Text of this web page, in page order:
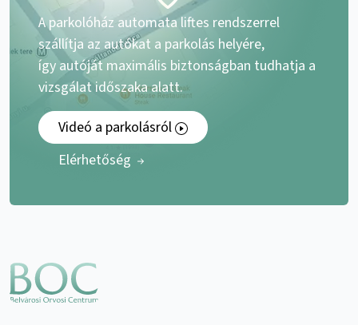
A parkolóház automata liftes rendszerrel
szállítja az autókat a parkolás helyére,
így autóját maximális biztonságban tudhatja a
vizsgálat időszaka alatt.
Videó a parkolásról
Elérhetőség